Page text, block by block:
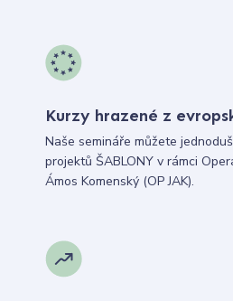
Kurzy hrazené z
Naše semináře můžete
projektů ŠABLONY v rámci
Ámos Komenský (OP JAK).